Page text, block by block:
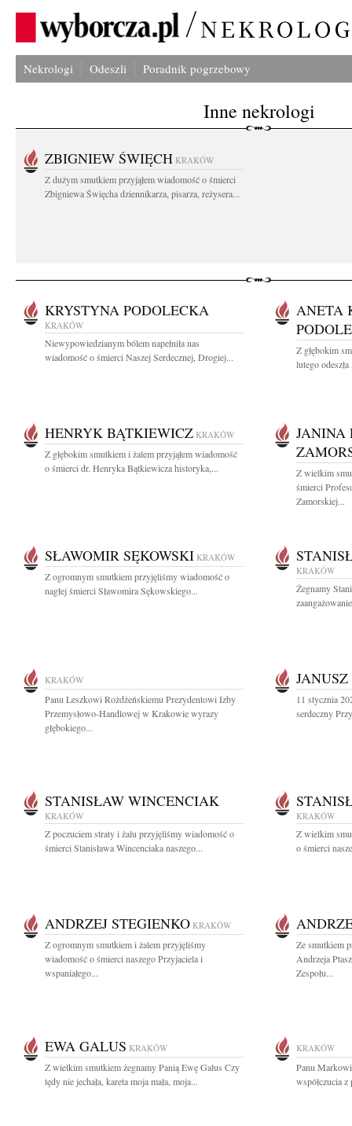
Nekrologi Odeszli Poradnik pogrzebowy
Inne nekrologi
ZBIGNIEW ŚWIĘCH KRAKÓW
Z dużym smutkiem przyjąłem wiadomość o śmierci
Zbigniewa Święcha dziennikarza, pisarza, reżysera...
KRYSTYNA PODOLECKA
KRAKÓW
Niewypowiedzianym bólem napełniła nas
wiadomość o śmierci Naszej Serdecznej, Drogiej...
ANETA
Z głębokim
lutego
HENRYK BĄTKIEWICZ KRAKÓW
Z głębokim smutkiem i żalem przyjąłem wiadomość
o śmierci dr. Henryka Bątkiewicza historyka,...
JANINA
Z wielkim
śmierci
Zamorskiej...
SŁAWOMIR SĘKOWSKI KRAKÓW
Z ogromnym smutkiem przyjęliśmy wiadomość o
nagłej śmierci Sławomira Sękowskiego...
KRAKÓW
Żegnamy
KRAKÓW
Panu Leszkowi Rożdżeńskiemu Prezydentowi Izby
Przemysłowo-Handlowej w Krakowie wyrazy
głębokiego...
11 stycznia
serdeczny
STANISŁAW WINCENCIAK
KRAKÓW
Z poczuciem straty i żalu przyjęliśmy wiadomość o
śmierci Stanisława Wincenciaka naszego...
KRAKÓW
Z wielkim
o śmierci
ANDRZEJ STEGIENKO KRAKÓW
Z ogromnym smutkiem i żalem przyjęliśmy
wiadomość o śmierci naszego Przyjaciela i
wspaniałego...
Ze smutkiem
Andrzeja
Zespołu...
EWA GALUS KRAKÓW
Z wielkim smutkiem żegnamy Panią Ewę Galus Czy
tędy nie jechała, kareta moja mała, moja...
KRAKÓW
Panu
współczucia